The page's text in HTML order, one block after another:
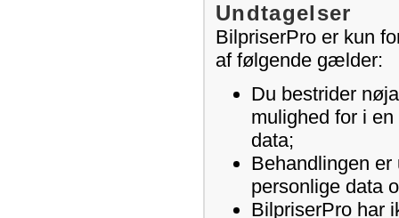
Undtagelser
BilpriserPro er kun
af følgende gælder:
Du bestrider
mulighed for i
data;
Behandlingen
personlige data
BilpriserPro har